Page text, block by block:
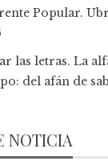
Popular.
las letras. La
del afán de
NOTICIA